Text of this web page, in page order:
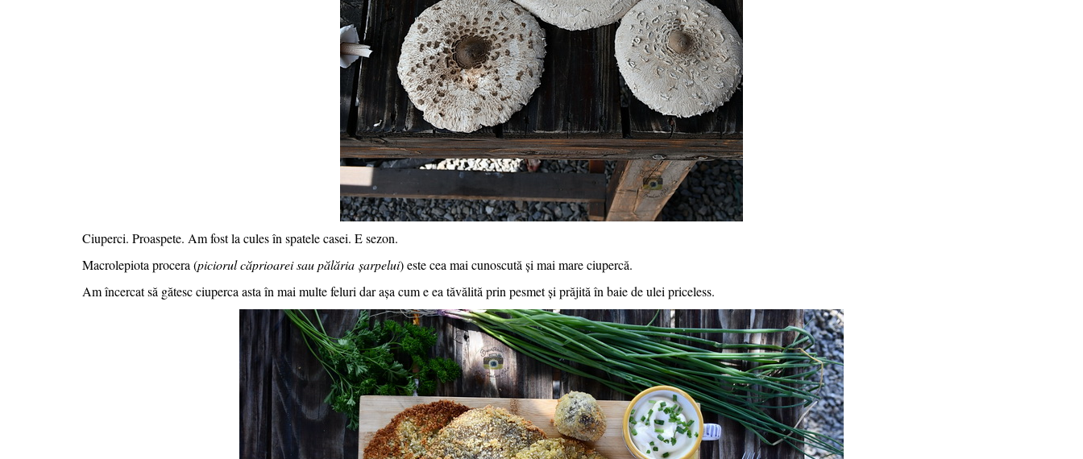
Ciuperci. Proaspete. Am fost la cules în spatele casei. E sezon.
Macrolepiota procera (piciorul căprioarei saupălăria șarpelui) este cea mai cunoscută și mai mare ciupercă.
Am încercat să gătesc ciuperca asta în mai multe feluri dar așa cum e ea tăvălită prin pesmet și prăjită în baie de ulei priceless.